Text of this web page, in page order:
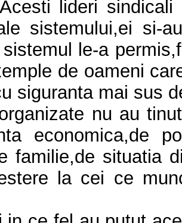
lideri
sistemului,ei si-
le-a
de oameni
siguranta mai sus
nu au
economica,de
familie,de situatia
la cei ce